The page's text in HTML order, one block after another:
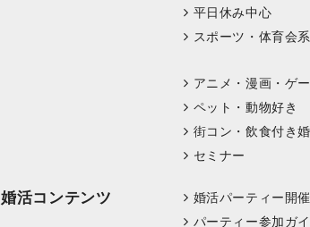
平日休み中心
スポーツ・体育会系
アニメ・漫画・ゲ
ペット・動物好き
街コン・飲食付き
セミナー
婚活コンテンツ 婚活パーティー開
パーティー参加ガ